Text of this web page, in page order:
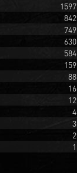
1597
842
749
630
584
159
88
16
12
4
3
2
1